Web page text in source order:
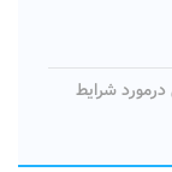
شرایط